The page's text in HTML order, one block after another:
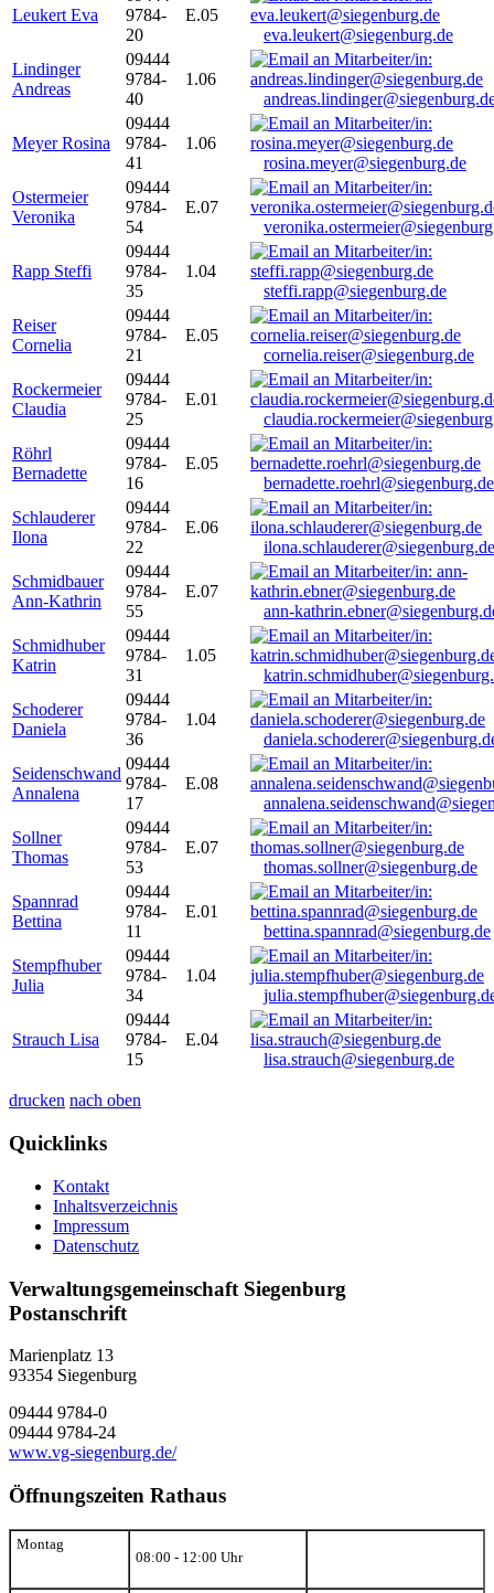
Leukert Eva
9784-
20
E.05
eva.leukert@siegenburg.de
Lindinger
Andreas
09444
9784-
40
1.06
Meyer Rosina
09444
9784-
41
1.06
rosina.meyer@siegenburg.de
Ostermeier
Veronika
09444
9784-
54
E.07
Rapp Steffi
09444
9784-
35
1.04
steffi.rapp@siegenburg.de
Reiser
Cornelia
09444
9784-
21
E.05
cornelia.reiser@siegenburg.de
Rockermeier
Claudia
09444
9784-
25
E.01
Röhrl
Bernadette
09444
9784-
16
E.05
bernadette.roehrl@siegenburg.de
Schlauderer
Ilona
09444
9784-
22
E.06
ilona.schlauderer@siegenburg.de
Schmidbauer
Ann-Kathrin
09444
9784-
55
E.07
ann-
Schmidhuber
Katrin
09444
9784-
31
1.05
Schoderer
Daniela
09444
9784-
36
1.04
Seidenschwand
Annalena
09444
9784-
17
E.08
Sollner
Thomas
09444
9784-
53
E.07
thomas.sollner@siegenburg.de
Spannrad
Bettina
09444
9784-
11
E.01
bettina.spannrad@siegenburg.de
Stempfhuber
Julia
09444
9784-
34
1.04
Strauch Lisa
09444
9784-
15
E.04
lisa.strauch@siegenburg.de
drucken nach oben
Quicklinks
Kontakt
Inhaltsverzeichnis
Impressum
Datenschutz
Verwaltungsgemeinschaft Siegenburg
Postanschrift
Marienplatz 13
93354 Siegenburg
09444 9784-0
09444 9784-24
www.vg-siegenburg.de/
Öffnungszeiten Rathaus
Montag
08:00 - 12:00 Uhr